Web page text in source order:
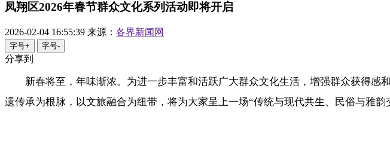
凤翔区2026年春节群众文化系列活动即将开启
2026-02-04 16:55:39 来源： 各界新闻网
字号+ 字号-
分享到
新春将至，年味渐浓。为进一步丰富和活跃广大群众文化生活，增强群众获得
遗传承为根脉，以文旅融合为纽带，将为大家呈上一场“传统与现代共生、民俗与雅韵